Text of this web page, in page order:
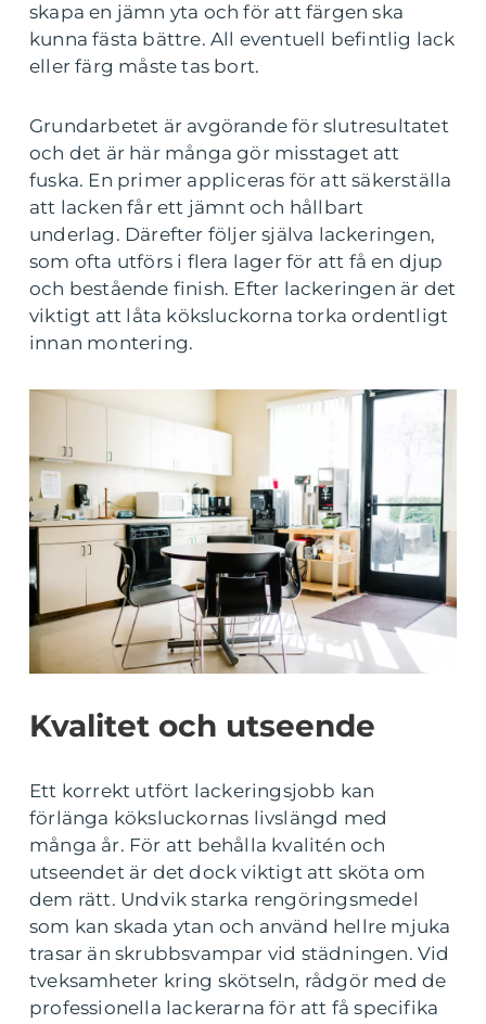
skapa en jämn yta och för att färgen ska
kunna fästa bättre. All eventuell befintlig lack
eller färg måste tas bort.
Grundarbetet är avgörande för slutresultatet
och det är här många gör misstaget att
fuska. En primer appliceras för att säkerställa
att lacken får ett jämnt och hållbart
underlag. Därefter följer själva lackeringen,
som ofta utförs i flera lager för att få en djup
och bestående finish. Efter lackeringen är det
viktigt att låta köksluckorna torka ordentligt
innan montering.
Kvalitet och utseende
Ett korrekt utfört lackeringsjobb kan
förlänga köksluckornas livslängd med
många år. För att behålla kvalitén och
utseendet är det dock viktigt att sköta om
dem rätt. Undvik starka rengöringsmedel
som kan skada ytan och använd hellre mjuka
trasar än skrubbsvampar vid städningen. Vid
tveksamheter kring skötseln, rådgör med de
professionella lackerarna för att få specifika